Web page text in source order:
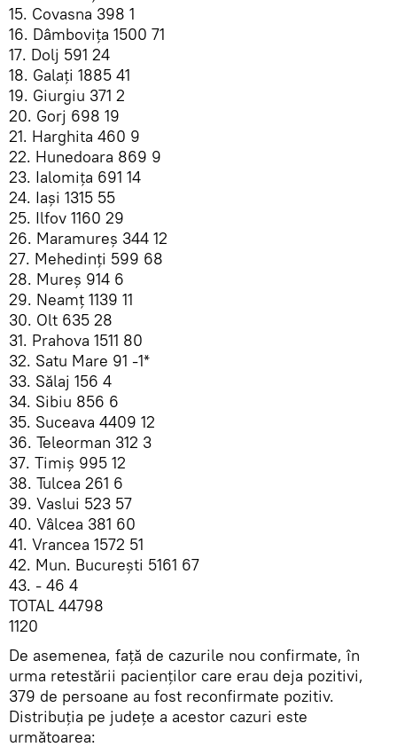
15. Covasna 398 1
16. Dâmbovița 1500 71
17. Dolj 591 24
18. Galați 1885 41
19. Giurgiu 371 2
20. Gorj 698 19
21. Harghita 460 9
22. Hunedoara 869 9
23. Ialomița 691 14
24. Iași 1315 55
25. Ilfov 1160 29
26. Maramureș 344 12
27. Mehedinți 599 68
28. Mureș 914 6
29. Neamț 1139 11
30. Olt 635 28
31. Prahova 1511 80
32. Satu Mare 91 -1*
33. Sălaj 156 4
34. Sibiu 856 6
35. Suceava 4409 12
36. Teleorman 312 3
37. Timiș 995 12
38. Tulcea 261 6
39. Vaslui 523 57
40. Vâlcea 381 60
41. Vrancea 1572 51
42. Mun. București 5161 67
43. - 46 4
TOTAL 44798
1120
De asemenea, faţă de cazurile nou confirmate, în
urma retestării pacienților care erau deja pozitivi,
379 de persoane au fost reconfirmate pozitiv.
Distribuția pe județe a acestor cazuri este
următoarea: